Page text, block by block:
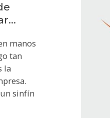
manos
tan
la
sinfín